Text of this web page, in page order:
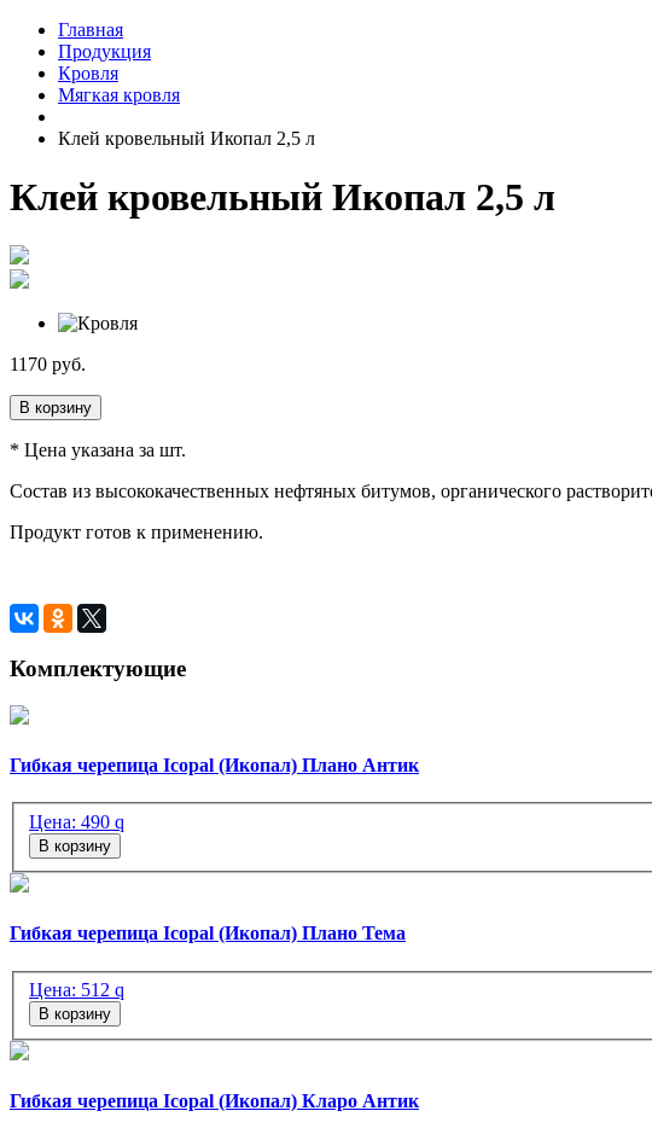
Главная
Продукция
Кровля
Мягкая кровля
Клей кровельный Икопал 2,5 л
Клей кровельный Икопал 2,5 л
1170 руб.
В корзину
* Цена указана за шт.
Состав из высококачественных нефтяных битумов, органического
Продукт готов к применению.
Комплектующие
Гибкая черепица Icopal (Икопал) Плано Антик
Цена: 490 q
В корзину
Гибкая черепица Icopal (Икопал) Плано Тема
Цена: 512 q
В корзину
Гибкая черепица Icopal (Икопал) Кларо Антик